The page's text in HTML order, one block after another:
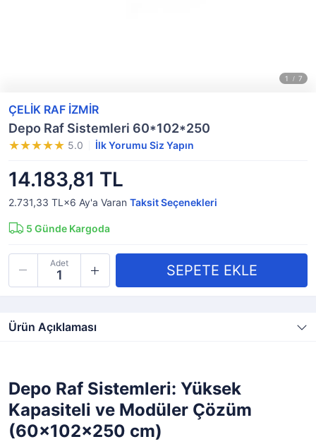
ÇELİK RAF İZMİR
Depo Raf Sistemleri 60*102*250
5.0 İlk Yorumu Siz Yapın
14.183,81 TL
2.731,33 TL×6 Ay'a Varan Taksit Seçenekleri
5 Günde Kargoda
Adet
Ürün Açıklaması
Depo Raf Sistemleri: Yüksek
Kapasiteli ve Modüler Çözüm
(60x102x250 cm)